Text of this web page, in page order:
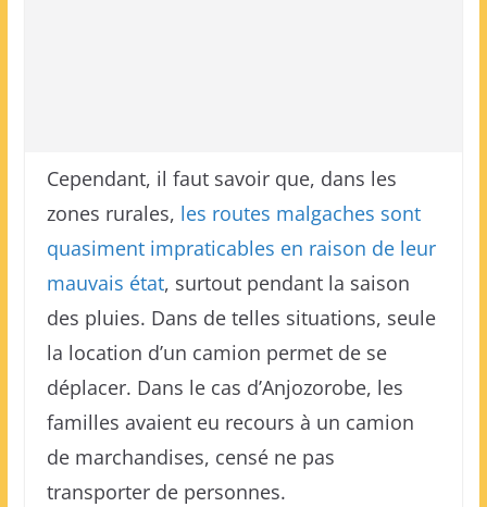
Cependant, il faut savoir que, dans les
zones rurales, les routes malgaches sont
quasiment impraticables en raison de leur
mauvais état, surtout pendant la saison
des pluies. Dans de telles situations, seule
la location d’un camion permet de se
déplacer. Dans le cas d’Anjozorobe, les
familles avaient eu recours à un camion
de marchandises, censé ne pas
transporter de personnes.